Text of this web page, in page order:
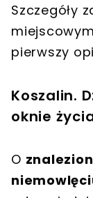
Szczegóły
miejscowym
pierwszy
Koszalin.
oknie
O